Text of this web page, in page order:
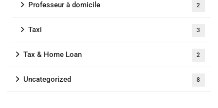
Professeur à domicile 2
Taxi 3
Tax & Home Loan 2
Uncategorized 8